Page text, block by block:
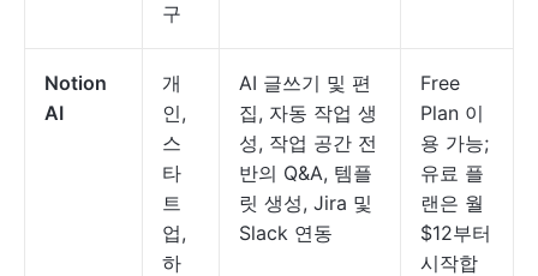
구
Notion
AI
개
인,
스
타
트
업,
하
AI 글쓰기 및 편
집, 자동 작업 생
성, 작업 공간 전
반의 Q&A, 템플
릿 생성, Jira 및
Slack 연동
Free
Plan 이
용 가능;
유료 플
랜은 월
$12부터
시작합